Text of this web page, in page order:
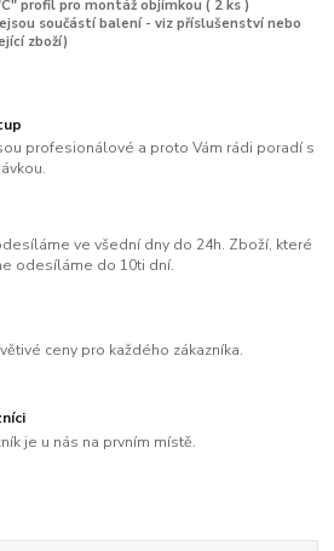
profil pro montáž objímkou ( 2 ks )
součástí balení - viz příslušenství nebo
zboží)
profesionálové a proto Vám rádi poradí s
ve všední dny do 24h. Zboží, které
odesíláme do 10ti dní.
ceny pro každého zákazníka.
je u nás na prvním místě.